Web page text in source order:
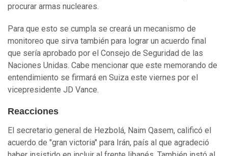
procurar armas nucleares.
Para que esto se cumpla se creará un mecanismo de
monitoreo que sirva también para lograr un acuerdo final
que sería aprobado por el Consejo de Seguridad de las
Naciones Unidas. Cabe mencionar que este memorando de
entendimiento se firmará en Suiza este viernes por el
vicepresidente JD Vance.
Reacciones
El secretario general de Hezbolá, Naim Qasem, calificó el
acuerdo de "gran victoria" para Irán, país al que agradeció